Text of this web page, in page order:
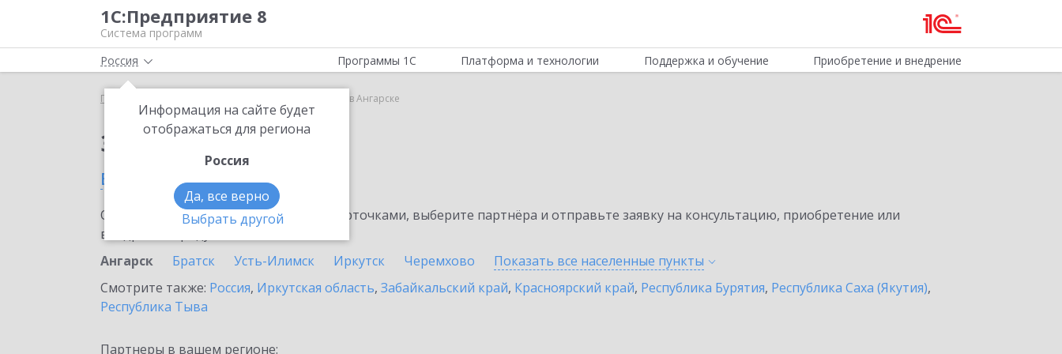
1С:Предприятие 8
Система программ
Россия
Информация на сайте будет
отображаться для региона
Россия
Да, все верно
Выбрать другой
Программы 1С Платформа и технологии Поддержка и обучение Приобретение и внедрение
Главная 1С:Лизинг в Ангарске
Заказать 1С:Лизинг
в Ангарске
Ознакомьтесь с информационными карточками, выберите партнёра и отправьте заявку на консультацию, приобретение или
внедрение продукта.
Ангарск
Братск Усть-Илимск Иркутск Черемхово Показать все населенные пункты
Смотрите также: Россия, Иркутская область, Забайкальский край, Красноярский край, Республика Бурятия, Республика Саха (Якутия),
Республика Тыва
Партнеры в вашем регионе: